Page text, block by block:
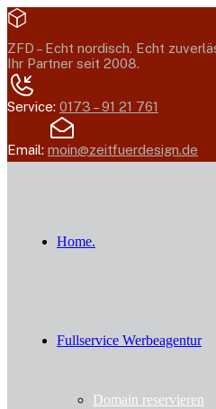
ZFD – Echt nordisch. Echt
Ihr Partner seit 2008.
Service: 0173 – 91 21 761
Email: moin@zeitfuerdesign.de
Home.
Fullservice Werbeagentur
Domain reservieren